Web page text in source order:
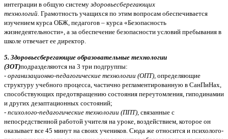
интеграции в общую систему здоровьесберегающих
технологий. Грамотность учащихся по этим вопросам обеспечивается
изучением курса ОБЖ, педагогов – курса «Безопасность
жизнедеятельности», а за обеспечение безопасности условий пребывания в
школе отвечает ее директор.
5. 3доровьесберегающие образовательные технологии
(ЗОТ)подразделяются на 3 три подгруппы:
- организационно-педагогические технологии (ОПТ), определяющие
структуру учебного процесса, частично регламентированную в СанПиНах,
способствующих предотвращению состояния переутомления, гиподинамии
и других дезаптационных состояний;
- психолого-педагогические технологии (ППТ), связанные с
непосредственной работой учителя на уроке, воздействием, которое он
оказывает все 45 минут на своих учеников. Сюда же относится и психолого-